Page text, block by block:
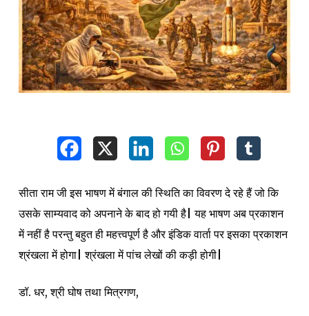
सीता राम जी इस भाषण में बंगाल की स्थिति का विवरण दे रहे हैं जो कि
उसके साम्यवाद को अपनाने के बाद हो गयी है| यह भाषण अब प्रकाशन
में नहीं है परन्तु बहुत ही महत्त्वपूर्ण है और इंडिक वार्ता पर इसका प्रकाशन
श्रंखला में होगा| श्रंखला में पांच लेखों की कड़ी होगी|
डॉ. धर, श्री घोष तथा मित्रगण,